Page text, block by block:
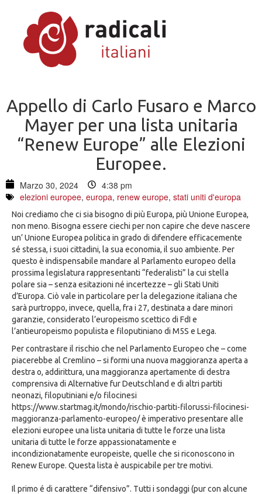
Appello di Carlo Fusaro e Marco
Mayer per una lista unitaria
“Renew Europe” alle Elezioni
Europee.
Marzo 30, 2024
4:38 pm
elezioni europee, europa, renew europe, stati uniti d'europa
Noi crediamo che ci sia bisogno di più Europa, più Unione Europea,
non meno. Bisogna essere ciechi per non capire che deve nascere
un’ Unione Europea politica in grado di difendere efficacemente
sé stessa, i suoi cittadini, la sua economia, il suo ambiente. Per
questo è indispensabile mandare al Parlamento europeo della
prossima legislatura rappresentanti “federalisti” la cui stella
polare sia – senza esitazioni né incertezze – gli Stati Uniti
d’Europa. Ciò vale in particolare per la delegazione italiana che
sarà purtroppo, invece, quella, fra i 27, destinata a dare minori
garanzie, considerato l’europeismo scettico di FdI e
l’antieuropeismo populista e filoputiniano di M5S e Lega.
Per contrastare il rischio che nel Parlamento Europeo che – come
piacerebbe al Cremlino – si formi una nuova maggioranza aperta a
destra o, addirittura, una maggioranza apertamente di destra
comprensiva di Alternative fur Deutschland e di altri partiti
neonazi, filoputiniani e/o filocinesi
https://www.startmag.it/mondo/rischio-partiti-filorussi-filocinesi-
maggioranza-parlamento-europeo/ è imperativo presentare alle
elezioni europee una lista unitaria di tutte le forze una lista
unitaria di tutte le forze appassionatamente e
incondizionatamente europeiste, quelle che si riconoscono in
Renew Europe. Questa lista è auspicabile per tre motivi.
Il primo é di carattere “difensivo”. Tutti i sondaggi (pur con alcune